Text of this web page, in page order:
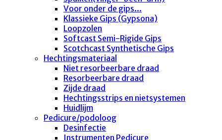
Voor onder de gips...
Klassieke Gips (Gypsona)
Loopzolen
Softcast Semi-Rigide Gips
Scotchcast Synthetische Gips
Hechtingsmateriaal
Niet resorbeerbare draad
Resorbeerbare draad
Zijde draad
Hechtingsstrips en nietsystemen
Huidlijm
Pedicure/podoloog
Desinfectie
Instrumenten Pedicure